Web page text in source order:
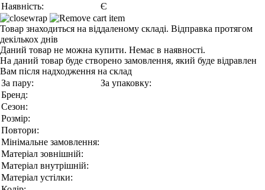
Наявність:
Є
Товар знаходиться на віддаленому складі. Відправка протягом
декількох днів
Даний товар не можна купити. Немає в наявності.
На даний товар буде створено замовлення, який буде відравлен
Вам після надходження на склад
За пару:
За упаковку:
Бренд:
Сезон:
Розмір:
Повтори:
Мінімальне замовлення:
Матеріал зовнішній:
Матеріал внутрішній:
Матеріал устілки: